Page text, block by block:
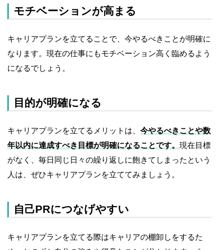
モチベーションが高まる
キャリアプランを立てることで、今やるべきことが明確に
なります。現在の仕事にもモチベーション高く臨めるよう
になるでしょう。
目的が明確になる
キャリアプランを立てるメリットは、 今やるべきことや数
年以内に達成すべき目標が明確になることです。 現在目標
がなく、毎日同じ日々の繰り返しに飽きてしまったという
人は、ぜひキャリアプランを立ててみましょう。
自己PRにつなげやすい
キャリアプランを立てる際はキャリアの棚卸しをするた